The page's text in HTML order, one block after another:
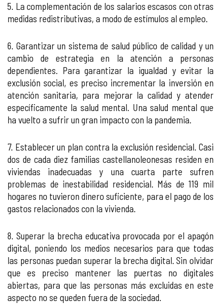
5. La complementación de los salarios escasos con otras
medidas redistributivas, a modo de estímulos al empleo.
6. Garantizar un sistema de salud público de calidad y un
cambio de estrategia en la atención a personas
dependientes. Para garantizar la igualdad y evitar la
exclusión social, es preciso incrementar la inversión en
atención sanitaria, para mejorar la calidad y atender
específicamente la salud mental. Una salud mental que
ha vuelto a sufrir un gran impacto con la pandemia.
7. Establecer un plan contra la exclusión residencial. Casi
dos de cada diez familias castellanoleonesas residen en
viviendas inadecuadas y una cuarta parte sufren
problemas de inestabilidad residencial. Más de 119 mil
hogares no tuvieron dinero suficiente, para el pago de los
gastos relacionados con la vivienda.
8. Superar la brecha educativa provocada por el apagón
digital, poniendo los medios necesarios para que todas
las personas puedan superar la brecha digital. Sin olvidar
que es preciso mantener las puertas no digitales
abiertas, para que las personas más excluidas en este
aspecto no se queden fuera de la sociedad.